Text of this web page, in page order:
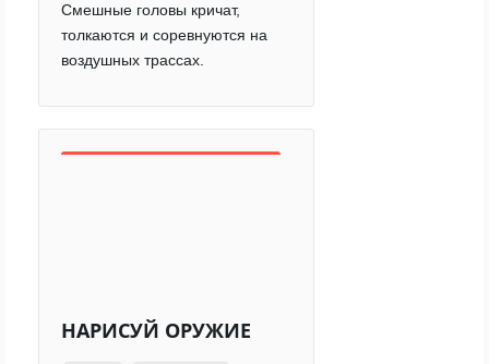
Смешные головы кричат,
толкаются и соревнуются на
воздушных трассах.
НАРИСУЙ ОРУЖИЕ